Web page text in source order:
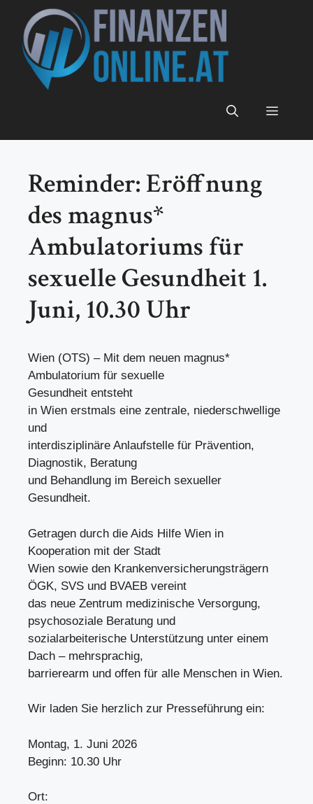
Inhalt
springen
Menü
Reminder: Eröffnung
des magnus*
Ambulatoriums für
sexuelle Gesundheit 1.
Juni, 10.30 Uhr
Wien (OTS) – Mit dem neuen magnus*
Ambulatorium für sexuelle
Gesundheit entsteht
in Wien erstmals eine zentrale, niederschwellige
und
interdisziplinäre Anlaufstelle für Prävention,
Diagnostik, Beratung
und Behandlung im Bereich sexueller
Gesundheit.
Getragen durch die Aids Hilfe Wien in
Kooperation mit der Stadt
Wien sowie den Krankenversicherungsträgern
ÖGK, SVS und BVAEB vereint
das neue Zentrum medizinische Versorgung,
psychosoziale Beratung und
sozialarbeiterische Unterstützung unter einem
Dach – mehrsprachig,
barrierearm und offen für alle Menschen in Wien.
Wir laden Sie herzlich zur Presseführung ein:
Montag, 1. Juni 2026
Beginn: 10.30 Uhr
Ort: